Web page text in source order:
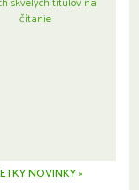
čítanie
NOVINKY »